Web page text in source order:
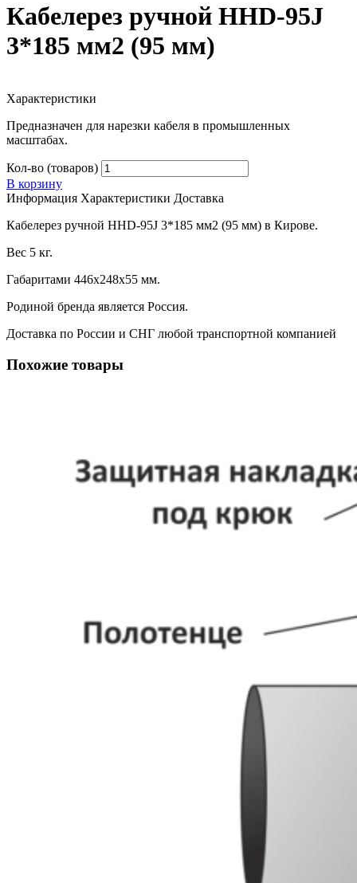
Кабелерез ручной HHD-95J
3*185 мм2 (95 мм)
Характеристики
Предназначен для нарезки кабеля в промышленных
масштабах.
Кол-во (товаров)
В корзину
Информация Характеристики Доставка
Кабелерез ручной HHD-95J 3*185 мм2 (95 мм) в Кирове.
Вес 5 кг.
Габаритами 446х248х55 мм.
Родиной бренда является Россия.
Доставка по России и СНГ любой транспортной компанией
Похожие товары